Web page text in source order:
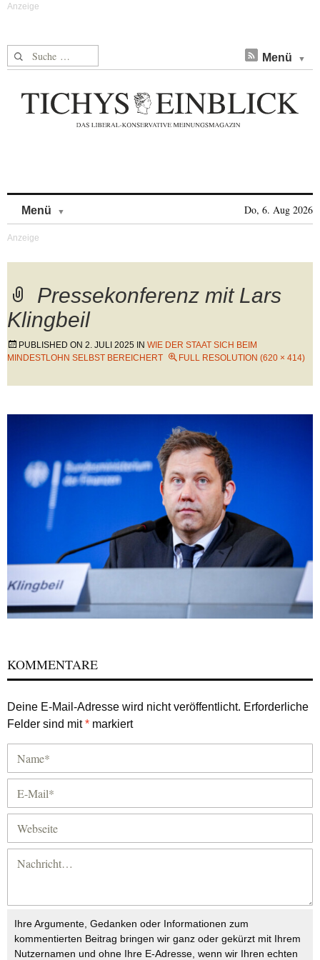
Suche nach: Menü
Menü Do, 6. Aug 2026
Pressekonferenz mit Lars
Klingbeil
PUBLISHED ON 2. JULI 2025 IN WIE DER STAAT SICH BEIM
MINDESTLOHN SELBST BEREICHERT
FULL RESOLUTION (620 × 414)
KOMMENTARE
Deine E-Mail-Adresse wird nicht veröffentlicht. Erforderliche
Felder sind mit* markiert
Ihre Argumente, Gedanken oder Informationen zum
kommentierten Beitrag bringen wir ganz oder gekürzt mit Ihrem
Nutzernamen und ohne Ihre E-Adresse, wenn wir Ihren echten